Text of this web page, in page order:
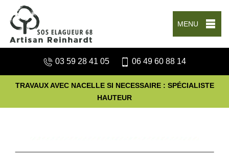
MENU
03 59 28 41 05 06 49 60 88 14
TRAVAUX AVEC NACELLE SI NECESSAIRE : SPÉCIALISTE
HAUTEUR